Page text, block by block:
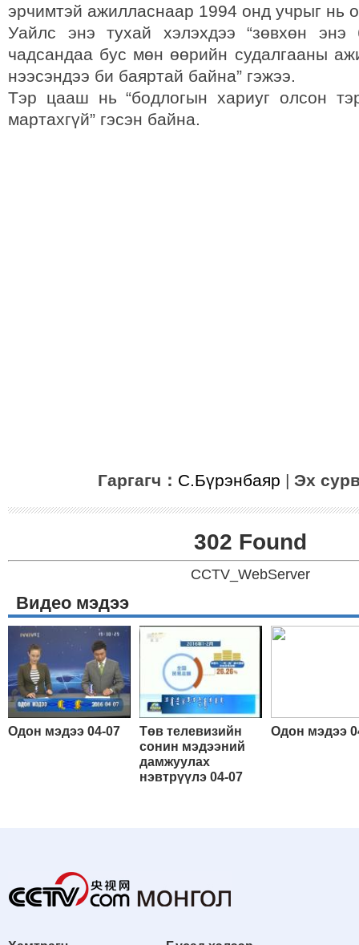
эрчимтэй ажилласнаар 1994 онд учрыг нь
Уайлс энэ тухай хэлэхдээ “зөвхөн энэ
чадсандаа бус мөн өөрийн судалгааны
нээсэндээ би баяртай байна” гэжээ.
Тэр цааш нь “бодлогын хариуг олсон
мартахгүй” гэсэн байна.
Гаргагч： С.Бүрэнбаяр | Эх
302 Found
CCTV_WebServer
Видео мэдээ
Одон мэдээ 04-07
Төв телевизийн
сонин мэдээний
дамжуулах
нэвтрүүлэ 04-07
Одон мэдээ